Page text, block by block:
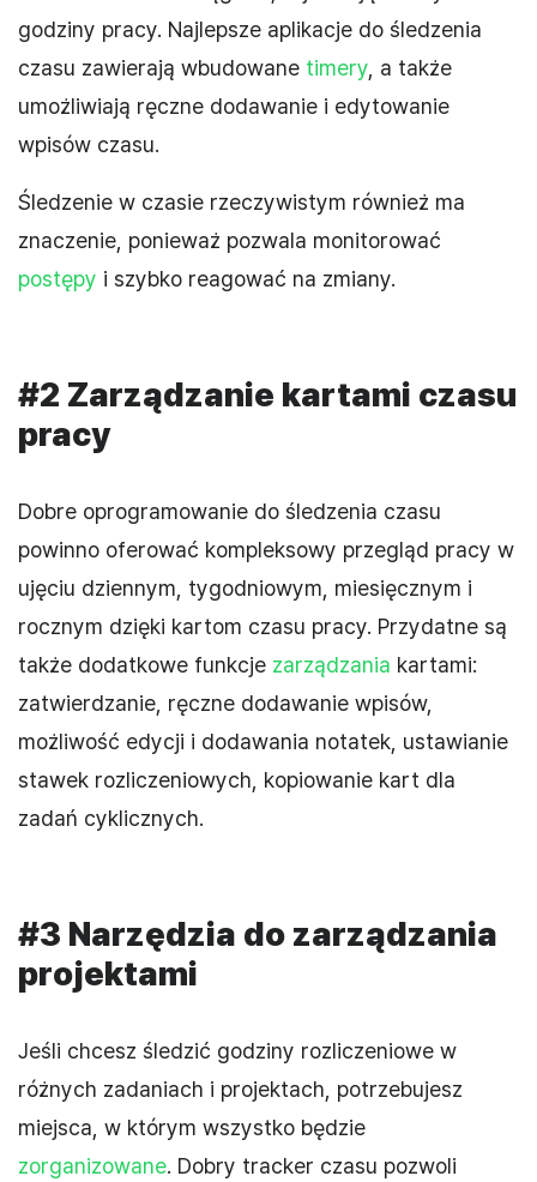
godziny pracy. Najlepsze aplikacje do śledzenia
czasu zawierają wbudowane timery , a także
umożliwiają ręczne dodawanie i edytowanie
wpisów czasu.
Śledzenie w czasie rzeczywistym również ma
znaczenie, ponieważ pozwala monitorować
postępy i szybko reagować na zmiany.
#2 Zarządzanie kartami czasu
pracy
Dobre oprogramowanie do śledzenia czasu
powinno oferować kompleksowy przegląd pracy w
ujęciu dziennym, tygodniowym, miesięcznym i
rocznym dzięki kartom czasu pracy. Przydatne są
także dodatkowe funkcje zarządzania kartami:
zatwierdzanie, ręczne dodawanie wpisów,
możliwość edycji i dodawania notatek, ustawianie
stawek rozliczeniowych, kopiowanie kart dla
zadań cyklicznych.
#3 Narzędzia do zarządzania
projektami
Jeśli chcesz śledzić godziny rozliczeniowe w
różnych zadaniach i projektach, potrzebujesz
miejsca, w którym wszystko będzie
zorganizowane. Dobry tracker czasu pozwoli